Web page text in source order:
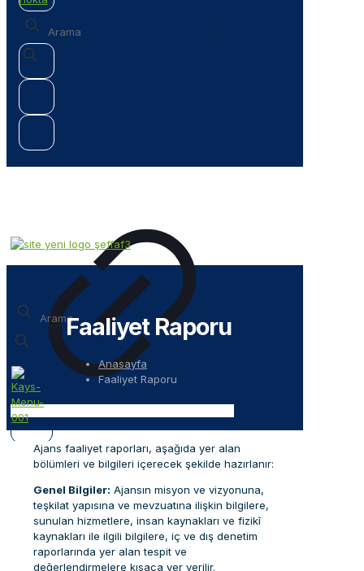
Faaliyet Raporu
Anasayfa
Faaliyet Raporu
Ajans faaliyet raporları, aşağıda yer alan
bölümleri ve bilgileri içerecek şekilde hazırlanır:
Genel Bilgiler: Ajansın misyon ve vizyonuna,
teşkilat yapısına ve mevzuatına ilişkin bilgilere,
sunulan hizmetlere, insan kaynakları ve fizikî
kaynakları ile ilgili bilgilere, iç ve dış denetim
raporlarında yer alan tespit ve
değerlendirmelere kısaca yer verilir.